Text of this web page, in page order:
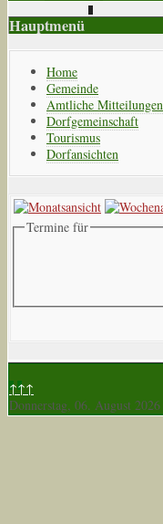
Hauptmenü
Home
Gemeinde
Amtliche Mitteilungen
Dorfgemeinschaft
Tourismus
Dorfansichten
Termine für
↑↑↑
Donnerstag, 06. August 2026